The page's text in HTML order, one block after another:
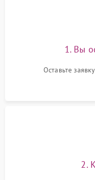
1. Вы
Оставьте
2.